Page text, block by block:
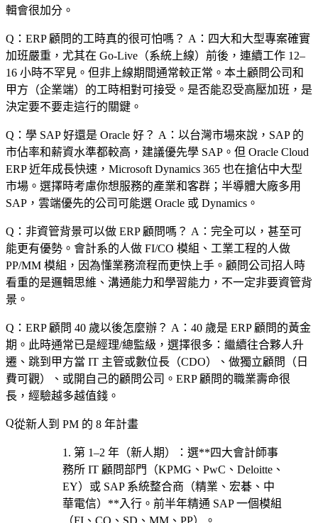
輯會很加分。
Q：ERP 顧問的工時真的很可怕嗎？ A：四大和大型專案確實
加班嚴重，尤其在 Go-Live（系統上線）前後，連續工作 12–
16 小時不罕見。但非上線期間通常較正常。本土顧問公司和
甲方（企業端）的工時相對可接受。是否能忍受高壓加班，是
決定要不要走這行的關鍵。
Q：學 SAP 好還是 Oracle 好？ A：以台灣市場來說，SAP 的
市佔率和薪資水準都較高，建議優先學 SAP。但 Oracle Cloud
ERP 近年成長快速，Microsoft Dynamics 365 也在搶佔中大型
市場。選擇時考慮你想服務的產業和客群；半導體大廠多用
SAP，雲端優先的公司可能選 Oracle 或 Dynamics。
Q：非資管背景可以做 ERP 顧問嗎？ A：完全可以，甚至可
能更有優勢。會計系的人做 FI/CO 模組、工業工程的人做
PP/MM 模組，因為懂業務流程而更快上手。顧問公司招人時
看重的是邏輯思維、溝通能力和學習能力，不一定非要資管背
景。
Q：ERP 顧問 40 歲以後怎麼辦？ A：40 歲是 ERP 顧問的黃金
期。此時通常已是經理/總監級，選擇很多：繼續往合夥人升
遷、跳到甲方當 IT 主管或數位長（CDO）、做獨立顧問（日
費可觀）、或開自己的顧問公司。ERP 顧問的職業壽命很
長，經驗越多越值錢。
從新人到 PM 的 8 年計畫
第 1–2 年（新人期）
：選**四大會計師事
務所 IT 顧問部門（KPMG、PwC、Deloitte、
EY）或 SAP 系統整合商（精業、宏碁、中
華電信）**入行。前半年精通 SAP 一個模組
（FI、CO、SD、MM、PP）。